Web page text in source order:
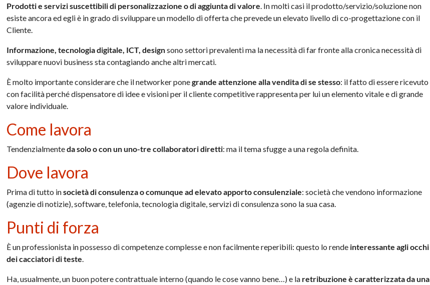
Prodotti e servizi suscettibili di personalizzazione o di aggiunta di valore. In molti casi il prodotto/servizio/soluzione non
esiste ancora ed egli è in grado di sviluppare un modello di offerta che prevede un elevato livello di co-progettazione con il
Cliente.
Informazione, tecnologia digitale, ICT, designsono settori prevalenti ma la necessità di far fronte alla cronica necessità di
sviluppare nuovi business sta contagiando anche altri mercati.
È molto importante considerare che il networker ponegrande attenzione alla vendita di se stesso: il fatto di essere ricevuto
con facilità perché dispensatore di idee e visioni per il cliente competitive rappresenta per lui un elemento vitale e di grande
valore individuale.
Come lavora
Tendenzialmenteda solo o con un uno-tre collaboratori diretti: ma il tema sfugge a una regola definita.
Dove lavora
Prima di tutto insocietà di consulenza o comunque ad elevato apporto consulenziale: società che vendono informazione
(agenzie di notizie), software, telefonia, tecnologia digitale, servizi di consulenza sono la sua casa.
Punti di forza
È un professionista in possesso di competenze complesse e non facilmente reperibili: questo lo rende interessante agli occhi
dei cacciatori di teste.
Ha, usualmente, un buon potere contrattuale interno (quando le cose vanno bene…) e la retribuzione è caratterizzata da una